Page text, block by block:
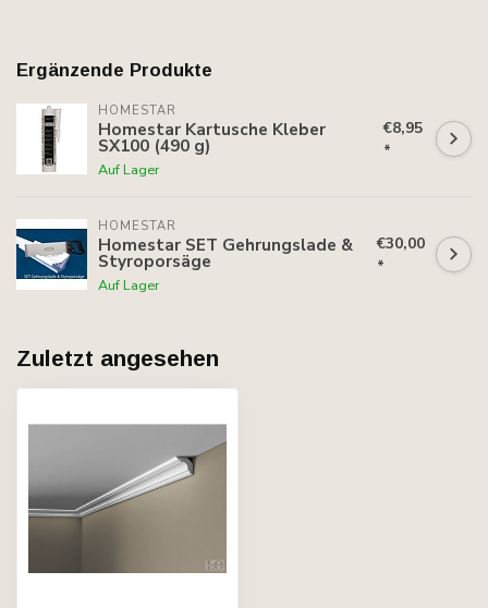
Ergänzende Produkte
HOMESTAR
Homestar Kartusche Kleber
SX100 (490 g)
Auf Lager
€8,95
*
HOMESTAR
Homestar SET Gehrungslade &
Styroporsäge
Auf Lager
€30,00
*
Zuletzt angesehen